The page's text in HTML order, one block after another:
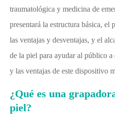
traumatológica y medicina de
presentará la estructura básica,
las ventajas y desventajas, y el
de la piel para ayudar al público
y las ventajas de este dispositivo
¿Qué es una
piel?